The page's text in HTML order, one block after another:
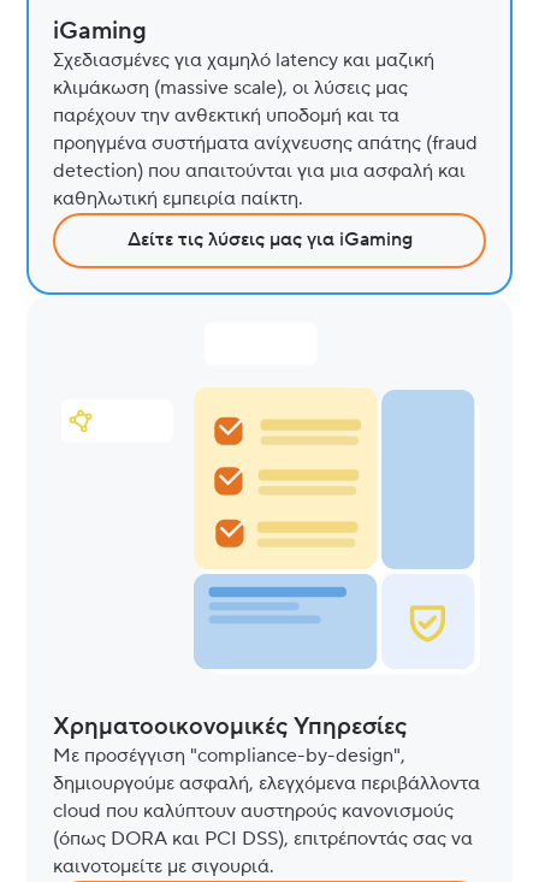
iGaming
Σχεδιασμένες για χαμηλό latency και μαζική
κλιμάκωση (massive scale), οι λύσεις μας
παρέχουν την ανθεκτική υποδομή και τα
προηγμένα συστήματα ανίχνευσης απάτης (fraud
detection) που απαιτούνται για μια ασφαλή και
καθηλωτική εμπειρία παίκτη.
Δείτε τις λύσεις μας για iGaming
Χρηματοοικονομικές Υπηρεσίες
Με προσέγγιση "compliance-by-design",
δημιουργούμε ασφαλή, ελεγχόμενα περιβάλλοντα
cloud που καλύπτουν αυστηρούς κανονισμούς
(όπως DORA και PCI DSS), επιτρέποντάς σας να
καινοτομείτε με σιγουριά.